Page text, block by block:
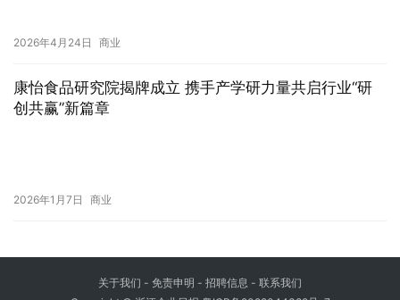
2026年4月24日 商业
康怡食品研究院揭牌成立 携手产学研力量共启行业“研
创共赢”新篇章
2026年1月7日 商业
关于我们 - 免责申明 - 招聘信息 - 联系我们